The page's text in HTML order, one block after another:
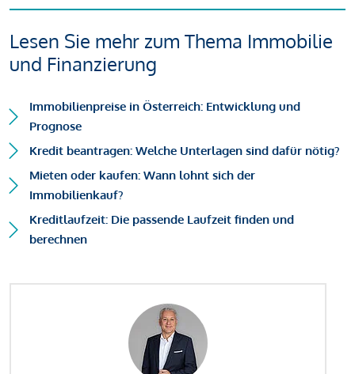
Lesen Sie mehr zum Thema Immobilie
und Finanzierung
Immobilienpreise in Österreich: Entwicklung und
Prognose
Kredit beantragen: Welche Unterlagen sind dafür nötig?
Mieten oder kaufen: Wann lohnt sich der
Immobilienkauf?
Kreditlaufzeit: Die passende Laufzeit finden und
berechnen